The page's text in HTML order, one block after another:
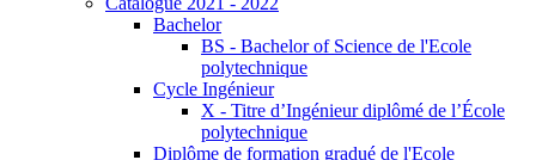
Bachelor
BS - Bachelor of Science de l'Ecole
polytechnique
Cycle Ingénieur
X - Titre d’Ingénieur diplômé de l’École
polytechnique
Diplôme de formation gradué de l'Ecole